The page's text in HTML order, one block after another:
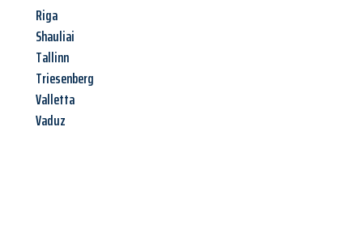
Riga
Shauliai
Tallinn
Triesenberg
Valletta
Vaduz